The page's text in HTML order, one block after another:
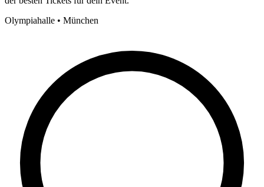
Olympiahalle • München